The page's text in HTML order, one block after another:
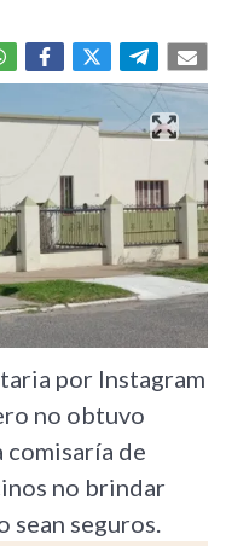
por Instagram
no obtuvo
comisaría de
no brindar
sean seguros.